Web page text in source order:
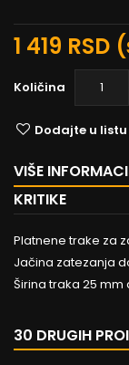
1 419 RSD
Količina
Dodajte u listu
VIŠE
KRITIKE
Platnene trake za
Jačina zatezanja
Širina traka 25 mm
30 DRUGIH